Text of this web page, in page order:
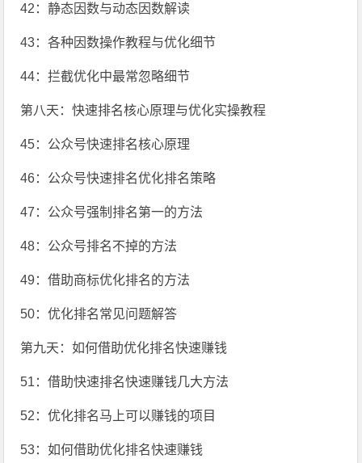
42：静态因数与动态因数解读
43：各种因数操作教程与优化细节
44：拦截优化中最常忽略细节
第八天：快速排名核心原理与优化实操教程
45：公众号快速排名核心原理
46：公众号快速排名优化排名策略
47：公众号强制排名第一的方法
48：公众号排名不掉的方法
49：借助商标优化排名的方法
50：优化排名常见问题解答
第九天：如何借助优化排名快速赚钱
51：借助快速排名快速赚钱几大方法
52：优化排名马上可以赚钱的项目
53：如何借助优化排名快速赚钱